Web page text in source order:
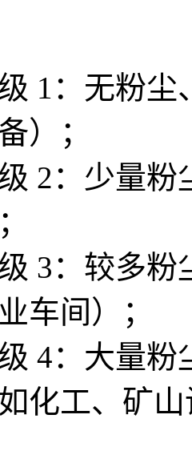
1：无粉
）；
2：少量
3：较多
车间）；
4：大量
化工、矿